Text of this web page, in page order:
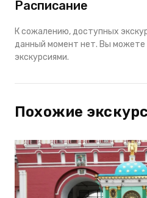
Расписание
К сожалению, доступных
данный момент нет. Вы можете
экскурсиями.
Похожие